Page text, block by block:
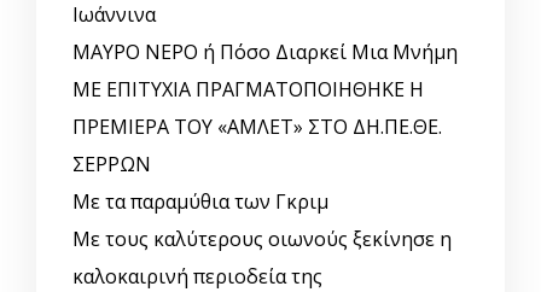
Ιωάννινα
ΜΑΥΡΟ ΝΕΡΟ ή Πόσο Διαρκεί Μια Μνήμη
ΜΕ ΕΠΙΤΥΧΙΑ ΠΡΑΓΜΑΤΟΠΟΙΗΘΗΚΕ Η
ΠΡΕΜΙΕΡΑ ΤΟΥ «ΑΜΛΕΤ» ΣΤΟ ΔΗ.ΠΕ.ΘΕ.
ΣΕΡΡΩΝ
Με τα παραμύθια των Γκριμ
Με τους καλύτερους οιωνούς ξεκίνησε η
καλοκαιρινή περιοδεία της